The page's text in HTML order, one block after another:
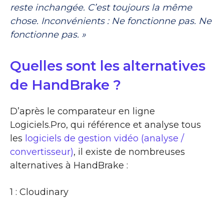
reste inchangée. C’est toujours la même
chose. Inconvénients : Ne fonctionne pas. Ne
fonctionne pas. »
Quelles sont les alternatives
de HandBrake ?
D’après le comparateur en ligne
Logiciels.Pro, qui référence et analyse tous
les logiciels de gestion vidéo (analyse /
convertisseur), il existe de nombreuses
alternatives à HandBrake :
1 : Cloudinary